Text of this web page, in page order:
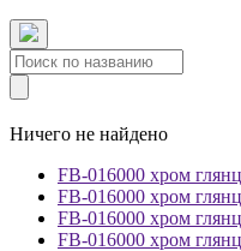
Ничего не найдено
FB-016000 хром
FB-016000 хром
FB-016000 хром
FB-016000 хром